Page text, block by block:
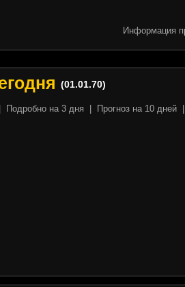
Информация
(01.01.70)
Подробно на 3 дня Прогноз на 10 дней